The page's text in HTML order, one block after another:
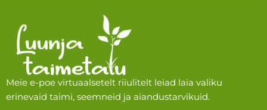
Meie e-poe virtuaalsetelt riiulitelt leiad laia valiku
erinevaid taimi, seemneid ja aiandustarvikuid.